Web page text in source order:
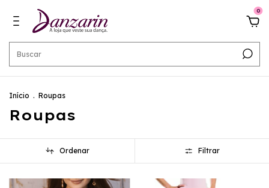
0
Início . Roupas
Roupas
Ordenar Filtrar